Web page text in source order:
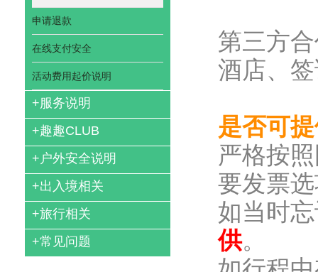
申请退款
在线支付安全
活动费用起价说明
+服务说明
+趣趣CLUB
+ 户外安全说明
+出入境相关
+旅行相关
+常见问题
第三方
酒店、
是否可
严格按
要发票
如当时
供。